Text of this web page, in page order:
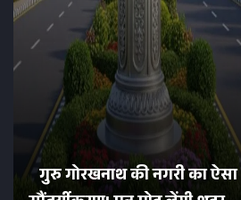
गुरु गोरखनाथ की नगरी का ऐसा